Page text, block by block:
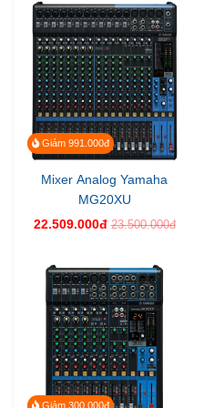
Giảm 991.000đ
Mixer Analog Yamaha
MG20XU
22.509.000đ 23.500.000đ
Giảm 300.000đ